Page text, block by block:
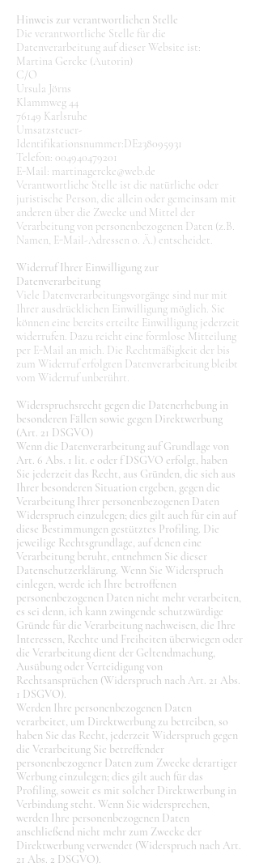
Hinweis zur verantwortlichen Stelle
Die verantwortliche Stelle für die
Datenverarbeitung auf dieser Website ist:
Martina Gercke (Autorin)
C/O
Ursula Jörns
Klammweg 44
76149 Karlsruhe
Umsatzsteuer-
Identifikationsnummer:DE238095931
Telefon: 004940479201
E-Mail: martinagercke@web.de
Verantwortliche Stelle ist die natürliche oder
juristische Person, die allein oder gemeinsam mit
anderen über die Zwecke und Mittel der
Verarbeitung von personenbezogenen Daten (z.B.
Namen, E-Mail-Adressen o. Ä.) entscheidet.
Widerruf Ihrer Einwilligung zur
Datenverarbeitung
Viele Datenverarbeitungsvorgänge sind nur mit
Ihrer ausdrücklichen Einwilligung möglich. Sie
können eine bereits erteilte Einwilligung jederzeit
widerrufen. Dazu reicht eine formlose Mitteilung
per E-Mail an mich. Die Rechtmäßigkeit der bis
zum Widerruf erfolgten Datenverarbeitung bleibt
vom Widerruf unberührt.
Widerspruchsrecht gegen die Datenerhebung in
besonderen Fällen sowie gegen Direktwerbung
(Art. 21 DSGVO)
Wenn die Datenverarbeitung auf Grundlage von
Art. 6 Abs. 1 lit. e oder f DSGVO erfolgt, haben
Sie jederzeit das Recht, aus Gründen, die sich aus
Ihrer besonderen Situation ergeben, gegen die
Verarbeitung Ihrer personenbezogenen Daten
Widerspruch einzulegen; dies gilt auch für ein auf
diese Bestimmungen gestütztes Profiling. Die
jeweilige Rechtsgrundlage, auf denen eine
Verarbeitung beruht, entnehmen Sie dieser
Datenschutzerklärung. Wenn Sie Widerspruch
einlegen, werde ich Ihre betroffenen
personenbezogenen Daten nicht mehr verarbeiten,
es sei denn, ich kann zwingende schutzwürdige
Gründe für die Verarbeitung nachweisen, die Ihre
Interessen, Rechte und Freiheiten überwiegen oder
die Verarbeitung dient der Geltendmachung,
Ausübung oder Verteidigung von
Rechtsansprüchen (Widerspruch nach Art. 21 Abs.
1 DSGVO).
Werden Ihre personenbezogenen Daten
verarbeitet, um Direktwerbung zu betreiben, so
haben Sie das Recht, jederzeit Widerspruch gegen
die Verarbeitung Sie betreffender
personenbezogener Daten zum Zwecke derartiger
Werbung einzulegen; dies gilt auch für das
Profiling, soweit es mit solcher Direktwerbung in
Verbindung steht. Wenn Sie widersprechen,
werden Ihre personenbezogenen Daten
anschließend nicht mehr zum Zwecke der
Direktwerbung verwendet (Widerspruch nach Art.
21 Abs. 2 DSGVO).